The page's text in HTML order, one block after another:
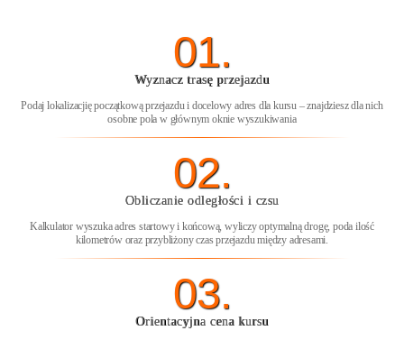
01.
Wyznacz trasę przejazdu
Podaj lokalizacjię początkową przejazdu i docelowy adres dla kursu – znajdziesz dla nich
osobne pola w głównym oknie wyszukiwania
02.
Obliczanie odległości i czsu
Kalkulator wyszuka adres startowy i końcową, wyliczy optymalną drogę, poda ilość
kilometrów oraz przybliżony czas przejazdu między adresami.
03.
Orientacyjna cena kursu